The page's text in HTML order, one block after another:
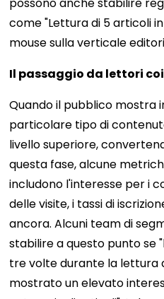
come "Lettura di 5 articoli
mouse sulla verticale
Il passaggio da lettori
Quando il pubblico mostra
particolare tipo di
livello superiore,
questa fase, alcune
includono l'interesse per i
delle visite, i tassi di
ancora. Alcuni team di
stabilire a questo punto se
tre volte durante la lettura
mostrato un elevato